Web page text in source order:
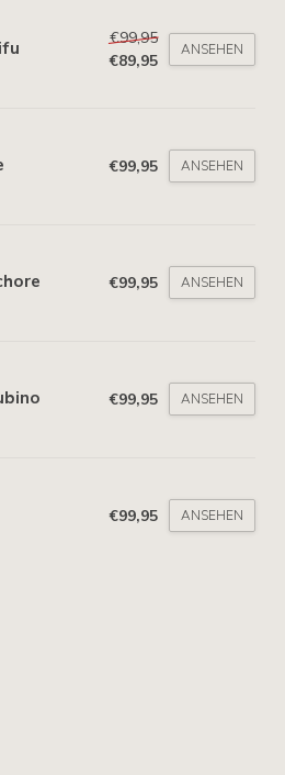
€99,95
€89,95
ANSEHEN
€99,95 ANSEHEN
€99,95 ANSEHEN
€99,95 ANSEHEN
€99,95 ANSEHEN